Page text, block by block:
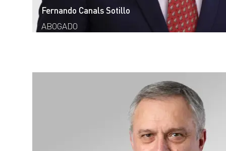
Fernando Canals Sotillo
ABOGADO